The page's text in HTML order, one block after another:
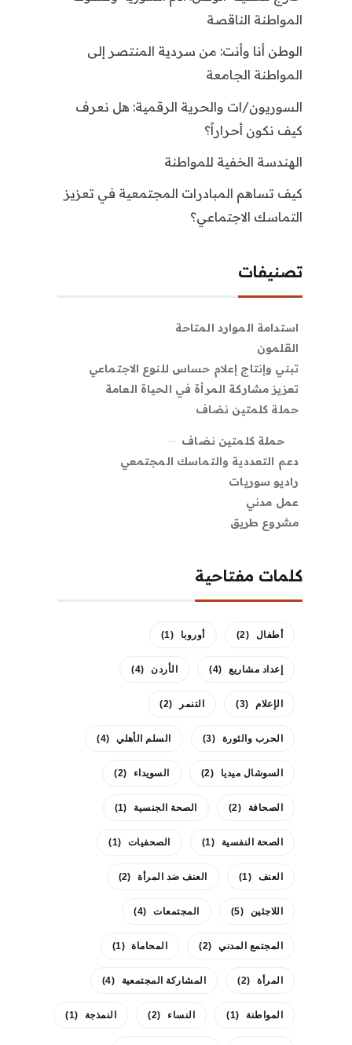
المواطنة الناقصة
الوطن أنا وأنت: من سردية المنتصر إلى
المواطنة الجامعة
السوريون/ات والحرية الرقمية: هل نعرف
كيف نكون أحراراً؟
الهندسة الخفية للمواطنة
كيف تساهم المبادرات المجتمعية في تعزيز
التماسك الاجتماعي؟
تصنيفات
استدامة الموارد المتاحة
القلمون
تبني وإنتاج إعلام حساس للنوع الاجتماعي
تعزيز مشاركة المرأة في الحياة العامة
حملة كلمتين نضاف
حملة كلمتين نضاف
دعم التعددية والتماسك المجتمعي
راديو سوريات
عمل مدني
مشروع طريق
كلمات مفتاحية
أطفال (2) أوروبا (1)
إعداد مشاريع (4) الأردن (4)
الإعلام (3) التنمر (2)
الحرب والثورة (3) السلم الأهلي (4)
السوشال ميديا (2) السويداء (2)
الصحافة (2) الصحة الجنسية (1)
الصحة النفسية (1) الصحفيات (1)
العنف (1) العنف ضد المرأة (2)
اللاجئين (5) المجتمعات (4)
المجتمع المدني (2) المحاماة (1)
المرأة (2) المشاركة المجتمعية (4)
المواطنة (1) النساء (2) النمذجة (1)